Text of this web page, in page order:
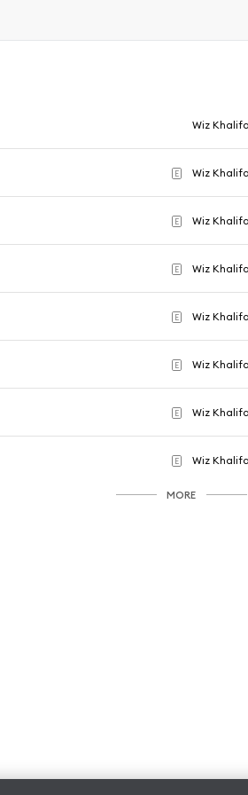
Wiz
E Wiz
E Wiz
E Wiz
E Wiz
E Wiz
E Wiz
E Wiz
MORE